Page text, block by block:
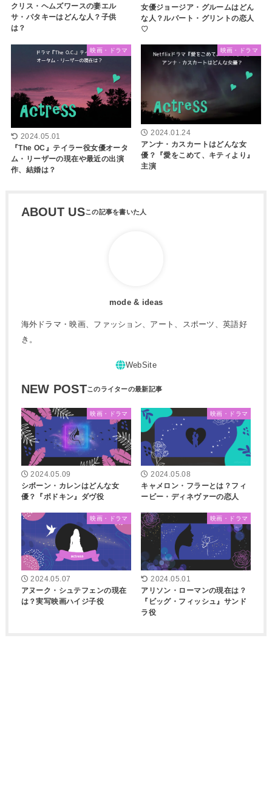
クリス・ヘムズワースの妻エル
サ・パタキーはどんな人？子供
は？
女優ジョージア・グルームはどん
な人？ルパート・グリントの恋人
♡
映画・ドラマ
2024.05.01
『The OC』テイラー役女優オータ
ム・リーザーの現在や最近の出演
作、結婚は？
映画・ドラマ
2024.01.24
アンナ・カスカートはどんな女
優？『愛をこめて、キティより』
主演
ABOUT US
mode & ideas
海外ドラマ・映画、ファッション、アート、スポーツ、英語好
き。
NEW POST
映画・ドラマ
2024.05.09
シボーン・カレンはどんな女
優？『ボドキン』ダヴ役
映画・ドラマ
2024.05.08
キャメロン・フラーとは？フィ
ービー・ディネヴァーの恋人
映画・ドラマ
2024.05.07
アヌーク・シュテフェンの現在
は？実写映画ハイジ子役
映画・ドラマ
2024.05.01
アリソン・ローマンの現在は？
『ビッグ・フィッシュ』サンド
ラ役